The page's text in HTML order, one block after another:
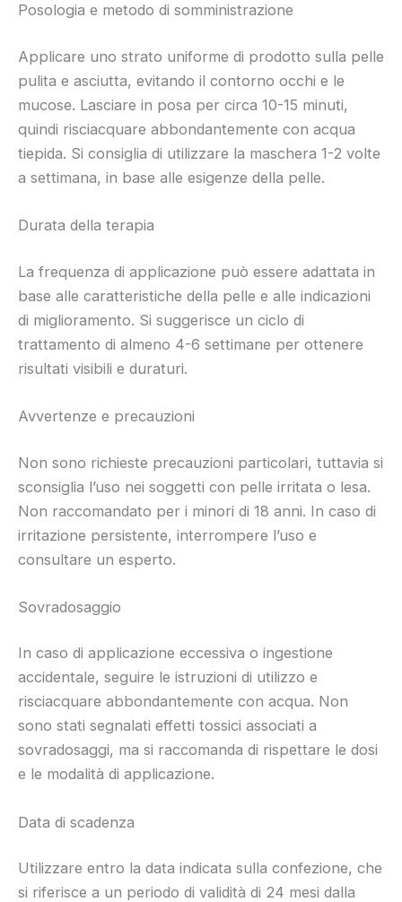
Posologia e metodo di somministrazione
Applicare uno strato uniforme di prodotto sulla pelle
pulita e asciutta, evitando il contorno occhi e le
mucose. Lasciare in posa per circa 10-15 minuti,
quindi risciacquare abbondantemente con acqua
tiepida. Si consiglia di utilizzare la maschera 1-2 volte
a settimana, in base alle esigenze della pelle.
Durata della terapia
La frequenza di applicazione può essere adattata in
base alle caratteristiche della pelle e alle indicazioni
di miglioramento. Si suggerisce un ciclo di
trattamento di almeno 4-6 settimane per ottenere
risultati visibili e duraturi.
Avvertenze e precauzioni
Non sono richieste precauzioni particolari, tuttavia si
sconsiglia l’uso nei soggetti con pelle irritata o lesa.
Non raccomandato per i minori di 18 anni. In caso di
irritazione persistente, interrompere l’uso e
consultare un esperto.
Sovradosaggio
In caso di applicazione eccessiva o ingestione
accidentale, seguire le istruzioni di utilizzo e
risciacquare abbondantemente con acqua. Non
sono stati segnalati effetti tossici associati a
sovradosaggi, ma si raccomanda di rispettare le dosi
e le modalità di applicazione.
Data di scadenza
Utilizzare entro la data indicata sulla confezione, che
si riferisce a un periodo di validità di 24 mesi dalla